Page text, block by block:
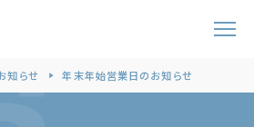
知らせ 年末年始営業日のお知らせ